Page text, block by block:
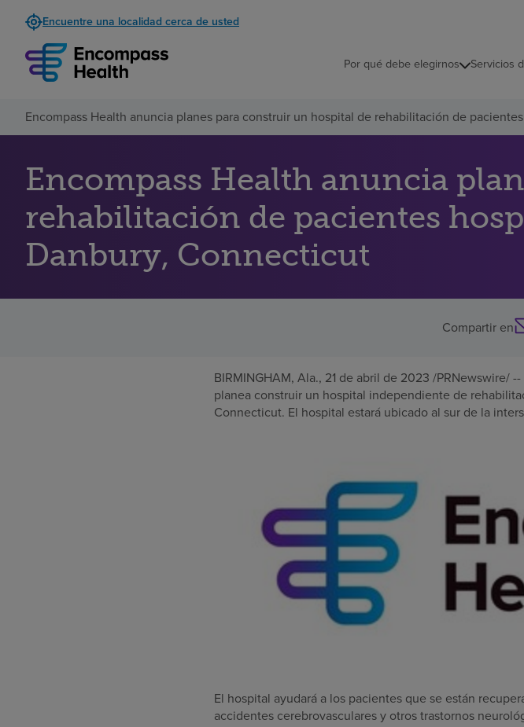
Encuentre una localidad cerca de usted
Por qué debe elegirnos Servicios
Encompass Health anuncia planes para construir un hospital de rehabilitación de
Encompass Health anuncia
rehabilitación de pacientes
Danbury, Connecticut
Compartir en
BIRMINGHAM, Ala., 21 de abril de 2023 /PRNewswire/
planea construir un hospital independiente de
Connecticut. El hospital estará ubicado al sur de la
El hospital ayudará a los pacientes que se están
accidentes cerebrovasculares y otros trastornos